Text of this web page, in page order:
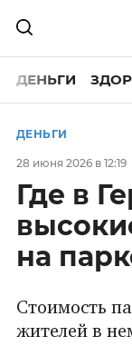
ДЕНЬГИ
ДЕНЬГИ
28 июня 2026 в 12:19
Где в
на
Стоимость
жителей в